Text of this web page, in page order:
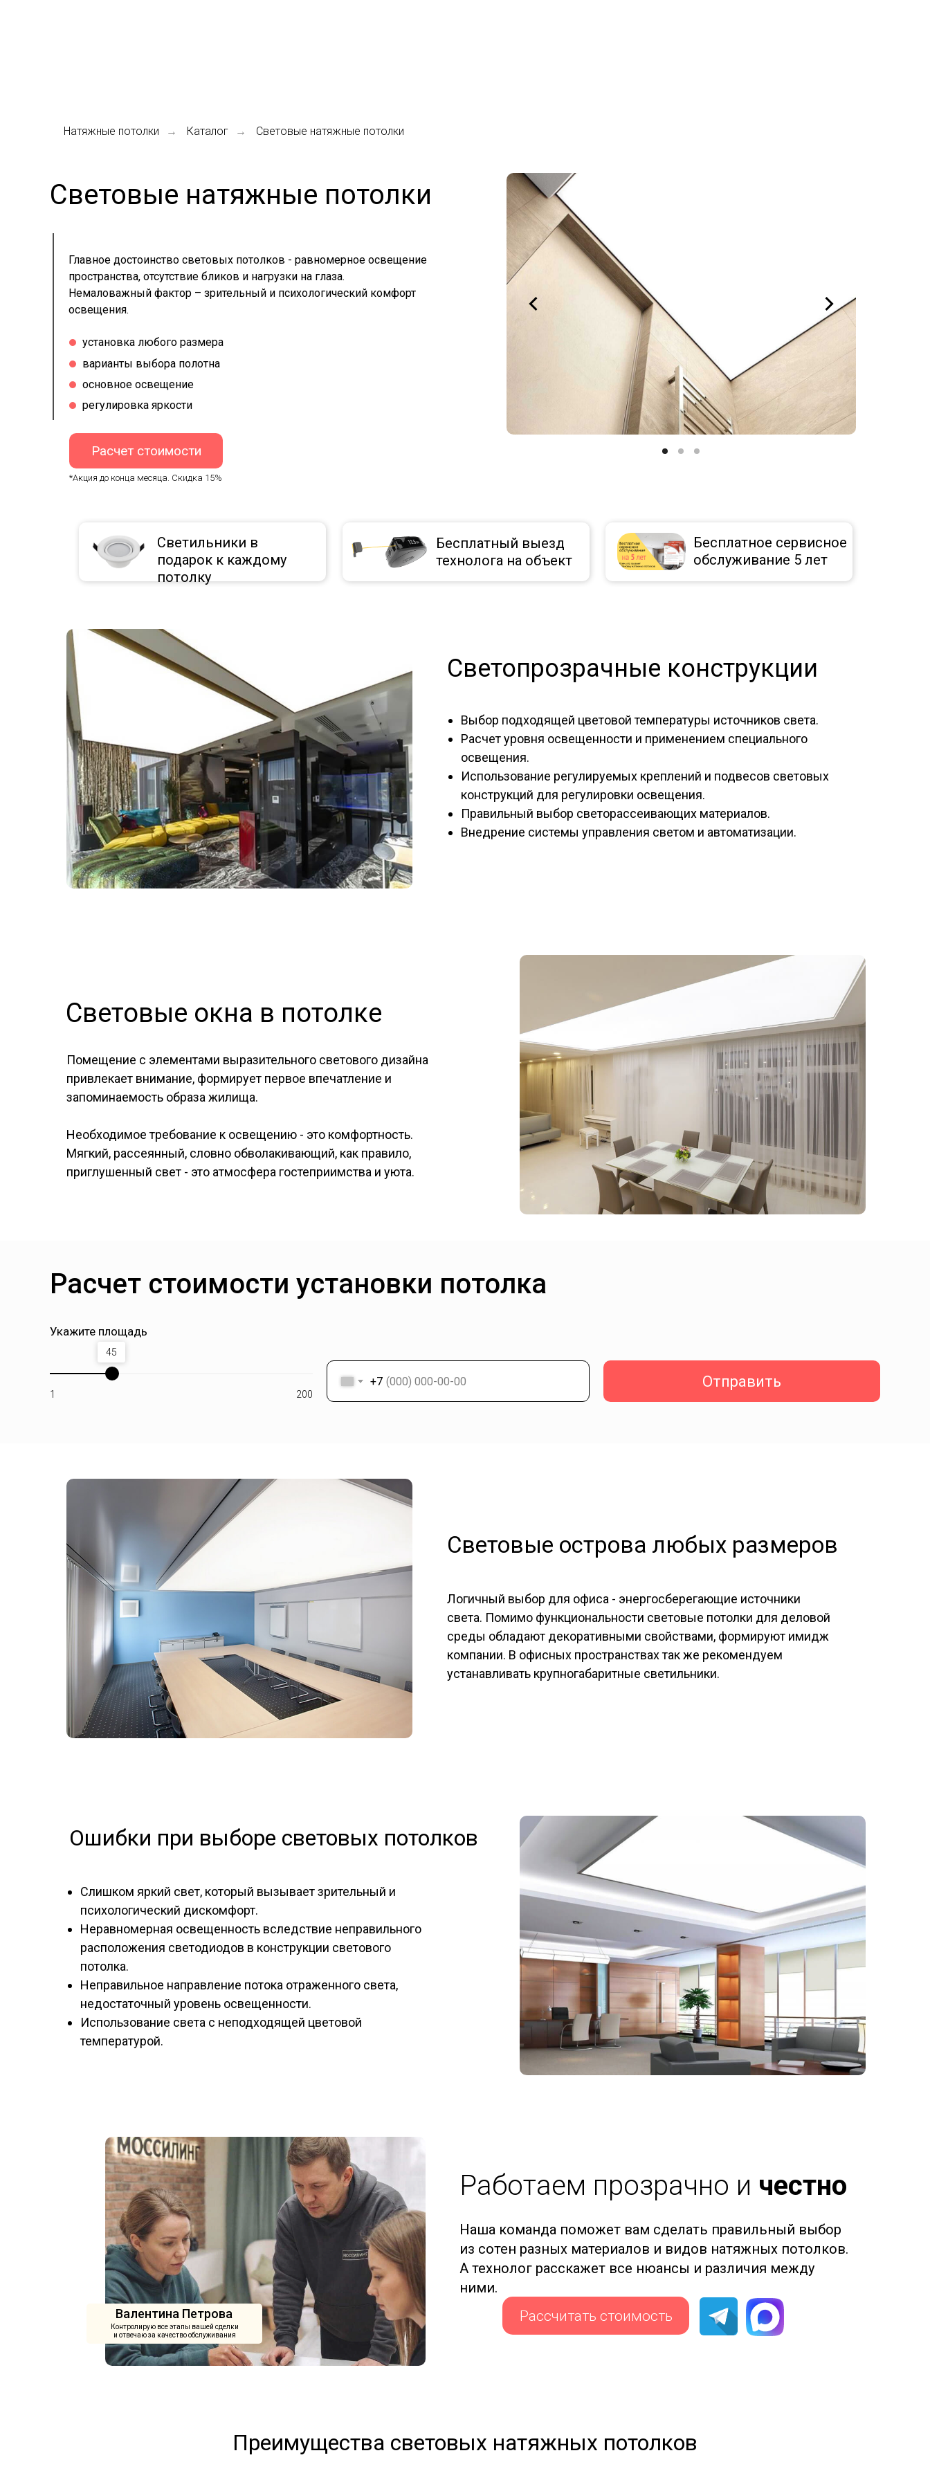
Натяжные потолки → Каталог → Световые натяжные потолки
Световые натяжные потолки
Главное достоинство световых потолков - равномерное освещение
пространства, отсутствие бликов и нагрузки на глаза.
Немаловажный фактор – зрительный и психологический комфорт
освещения.
установка любого размера
варианты выбора полотна
основное освещение
Расчет стоимости
*Акция до конца месяца. Скидка 15%
регулировка яркости
Светильники в
подарок к каждому
потолку
Бесплатный выезд
технолога на объект
Бесплатное сервисное
обслуживание 5 лет
Светопрозрачные конструкции
Выбор подходящей цветовой температуры источников света.
Расчет уровня освещенности и применением специального
освещения.
Использование регулируемых креплений и подвесов световых
конструкций для регулировки освещения.
Правильный выбор светорассеивающих материалов.
Внедрение системы управления светом и автоматизации.
Световые окна в потолке
Помещение с элементами выразительного светового дизайна
привлекает внимание, формирует первое впечатление и
запоминаемость образа жилища.
Необходимое требование к освещению - это комфортность.
Мягкий, рассеянный, словно обволакивающий, как правило,
приглушенный свет - это атмосфера гостеприимства и уюта.
Укажите площадь
45
1 200
+7 Отправить
Расчет стоимости установки потолка
Световые острова любых размеров
Логичный выбор для офиса - энергосберегающие источники
света. Помимо функциональности световые потолки для деловой
среды обладают декоративными свойствами, формируют имидж
компании. В офисных пространствах так же рекомендуем
устанавливать крупногабаритные светильники.
Ошибки при выборе световых потолков
Слишком яркий свет, который вызывает зрительный и
психологический дискомфорт.
Неравномерная освещенность вследствие неправильного
расположения светодиодов в конструкции светового
потолка.
Неправильное направление потока отраженного света,
недостаточный уровень освещенности.
Использование света с неподходящей цветовой
температурой.
Валентина Петрова
Работаем прозрачно и честно
Наша команда поможет вам сделать правильный выбор
из сотен разных материалов и видов натяжных потолков.
А технолог расскажет все нюансы и различия между
ними.
Контролирую все этапы вашей сделки
и отвечаю за качество обслуживания
Рассчитать стоимость
Преимущества световых натяжных потолков